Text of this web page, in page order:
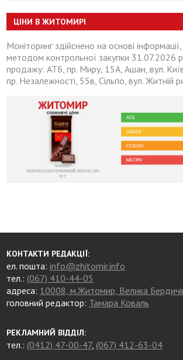
ЦІНИ В ЖИТОМИРІ
Моніторинг здійснено на основі
методом контрольної закупки 31.07.2026
продажу: АТБ, пр. Миру, 15А, Ашан, вул.
пр. Незалежності, 55в, Сільпо, вул. Житній
КОНТАКТИ РЕДАКЦІЇ:
ел. пошта:info@zhitomir.info
тел.: (067) 410-44-05
адреса: 10008, м.Житомир, Велика
головний редактор: Тамара Коваль
РЕКЛАМНИЙ ВІДДІЛ:
тел.: (0412) 47-00-47, (067) 412-63-04